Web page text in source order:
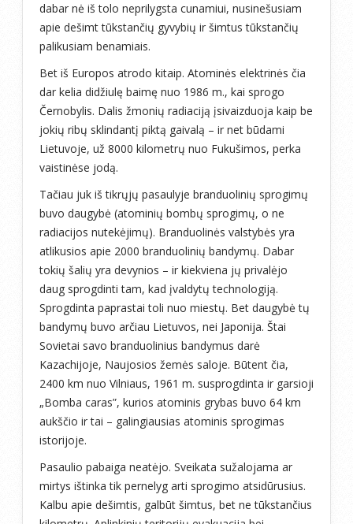
dabar nė iš tolo neprilygsta cunamiui, nusinešusiam
apie dešimt tūkstančių gyvybių ir šimtus tūkstančių
palikusiam benamiais.
Bet iš Europos atrodo kitaip. Atominės elektrinės čia
dar kelia didžiulę baimę nuo 1986 m., kai sprogo
Černobylis. Dalis žmonių radiaciją įsivaizduoja kaip be
jokių ribų sklindantį piktą gaivalą – ir net būdami
Lietuvoje, už 8000 kilometrų nuo Fukušimos, perka
vaistinėse jodą.
Tačiau juk iš tikrųjų pasaulyje branduolinių sprogimų
buvo daugybė (atominių bombų sprogimų, o ne
radiacijos nutekėjimų). Branduolinės valstybės yra
atlikusios apie 2000 branduolinių bandymų. Dabar
tokių šalių yra devynios – ir kiekviena jų privalėjo
daug sprogdinti tam, kad įvaldytų technologiją.
Sprogdinta paprastai toli nuo miestų. Bet daugybė tų
bandymų buvo arčiau Lietuvos, nei Japonija. Štai
Sovietai savo branduolinius bandymus darė
Kazachijoje, Naujosios žemės saloje. Būtent čia,
2400 km nuo Vilniaus, 1961 m. susprogdinta ir garsioji
„Bomba caras”, kurios atominis grybas buvo 64 km
aukščio ir tai – galingiausias atominis sprogimas
istorijoje.
Pasaulio pabaiga neatėjo. Sveikata sužalojama ar
mirtys ištinka tik pernelyg arti sprogimo atsidūrusius.
Kalbu apie dešimtis, galbūt šimtus, bet ne tūkstančius